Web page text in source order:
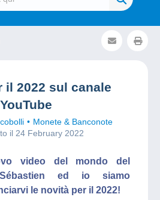
il 2022 sul canale
YouTube
Monete & Banconote
il 24 February 2022
video del mondo del
Sébastien ed io siamo
le novità per il 2022!